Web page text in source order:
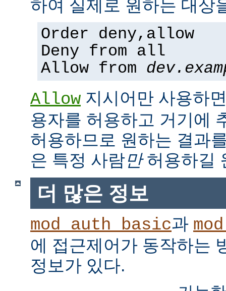
하여 실제로 원하는 대상
Order deny,allow
Deny from all
Allow from
Allow 지시어만 사용하
용자를 허용하고 거기에
허용하므로 원하는 결과
은 특정 사람만허용하길
더 많은 정보
mod_auth_basic과
에 접근제어가 동작하는
정보가 있다.